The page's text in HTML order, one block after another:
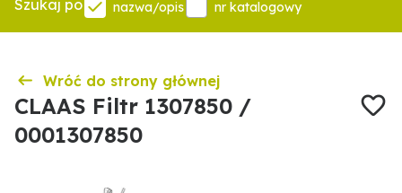
Szukaj po nazwa/opis nr katalogowy
Wróć do strony głównej
CLAAS Filtr 1307850 /
0001307850